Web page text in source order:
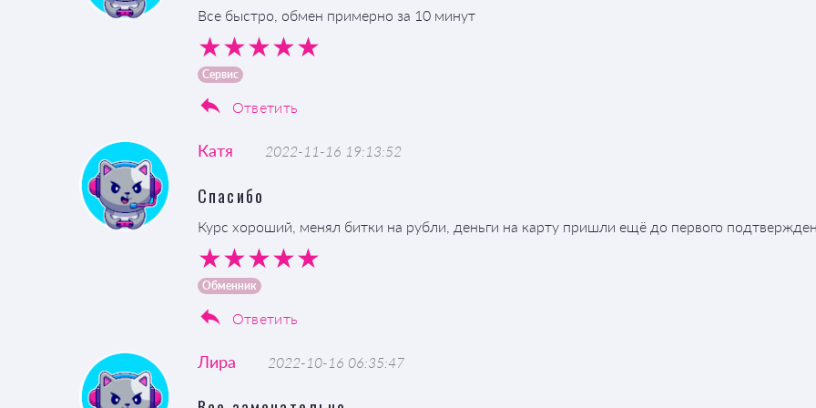
Все быстро, обмен примерно за 10 минут
Сервис
Ответить
Катя 2022-11-16 19:13:52
Спасибо
Курс хороший, менял битки на рубли, деньги на карту пришли ещё до первого
Обменник
Ответить
Лира 2022-10-16 06:35:47